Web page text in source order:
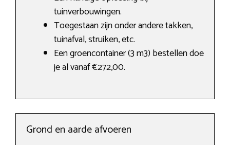
tuinverbouwingen.
Toegestaan zijn onder andere takken,
tuinafval, struiken, etc.
Een groencontainer (3 m3) bestellen doe
je al vanaf €272,00.
Grond en aarde afvoeren